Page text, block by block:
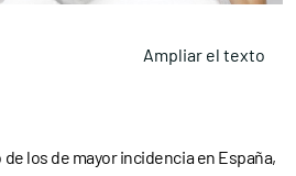
Ampliar el texto
de los de mayor incidencia en España,